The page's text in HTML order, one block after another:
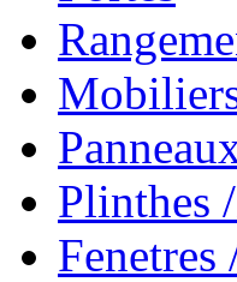
Plinthes
Fenetres